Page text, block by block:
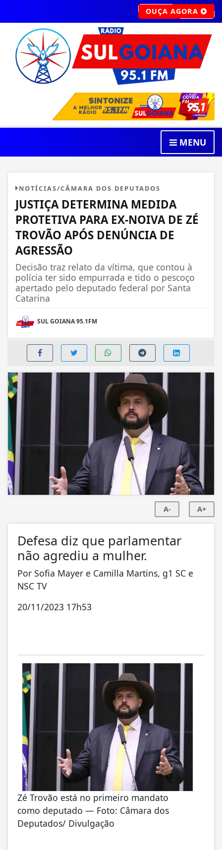
OUÇA AGORA
MENU
NOTÍCIAS/CÂMARA DOS DEPUTADOS
JUSTIÇA DETERMINA MEDIDA
PROTETIVA PARA EX-NOIVA DE ZÉ
TROVÃO APÓS DENÚNCIA DE
AGRESSÃO
Decisão traz relato da vítima, que contou à
polícia ter sido empurrada e tido o pescoço
apertado pelo deputado federal por Santa
Catarina
SUL GOIANA 95.1FM
A- A+
Defesa diz que parlamentar
não agrediu a mulher.
Por Sofia Mayer e Camilla Martins, g1 SC e
NSC TV
20/11/2023 17h53
Zé Trovão está no primeiro mandato
como deputado — Foto: Câmara dos
Deputados/ Divulgação